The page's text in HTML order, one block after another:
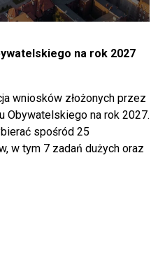
na rok 2027
wniosków złożonych przez
Obywatelskiego na rok 2027.
spośród 25
w tym 7 zadań dużych oraz